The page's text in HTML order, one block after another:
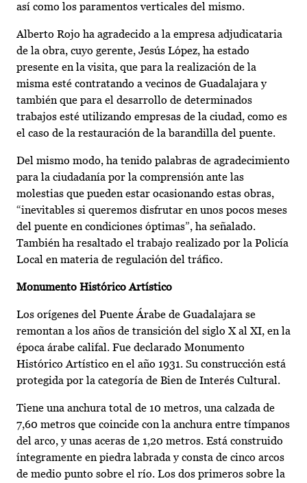
así como los paramentos verticales del mismo.
Alberto Rojo ha agradecido a la empresa adjudicataria
de la obra, cuyo gerente, Jesús López, ha estado
presente en la visita, que para la realización de la
misma esté contratando a vecinos de Guadalajara y
también que para el desarrollo de determinados
trabajos esté utilizando empresas de la ciudad, como es
el caso de la restauración de la barandilla del puente.
Del mismo modo, ha tenido palabras de agradecimiento
para la ciudadanía por la comprensión ante las
molestias que pueden estar ocasionando estas obras,
“inevitables si queremos disfrutar en unos pocos meses
del puente en condiciones óptimas”, ha señalado.
También ha resaltado el trabajo realizado por la Policía
Local en materia de regulación del tráfico.
Monumento Histórico Artístico
Los orígenes del Puente Árabe de Guadalajara se
remontan a los años de transición del siglo X al XI, en la
época árabe califal. Fue declarado Monumento
Histórico Artístico en el año 1931. Su construcción está
protegida por la categoría de Bien de Interés Cultural.
Tiene una anchura total de 10 metros, una calzada de
7,60 metros que coincide con la anchura entre tímpanos
del arco, y unas aceras de 1,20 metros. Está construido
íntegramente en piedra labrada y consta de cinco arcos
de medio punto sobre el río. Los dos primeros sobre la